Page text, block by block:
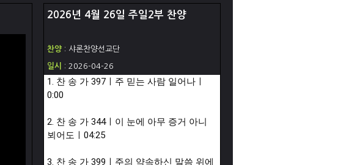
2026년 4월 26일 주일2부 찬양
찬양 : 샤론찬양선교단
일시 : 2026-04-26
1. 찬 송 가 397ㅣ주 믿는 사람 일어나ㅣ
0:00
2. 찬 송 가 344ㅣ이 눈에 아무 증거 아니
뵈어도ㅣ 04:25
3. 찬 송 가 399ㅣ주의 약속하신 말씀 위에